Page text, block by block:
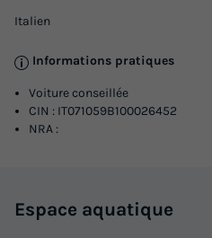
Italien
Informations pratiques
Voiture conseillée
CIN : IT071059B100026452
NRA :
Espace aquatique